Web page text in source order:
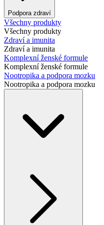
Podpora zdraví
Všechny produkty
Všechny produkty
Zdraví a imunita
Zdraví a imunita
Komplexní ženské formule
Komplexní ženské formule
Nootropika a podpora mozku
Nootropika a podpora mozku